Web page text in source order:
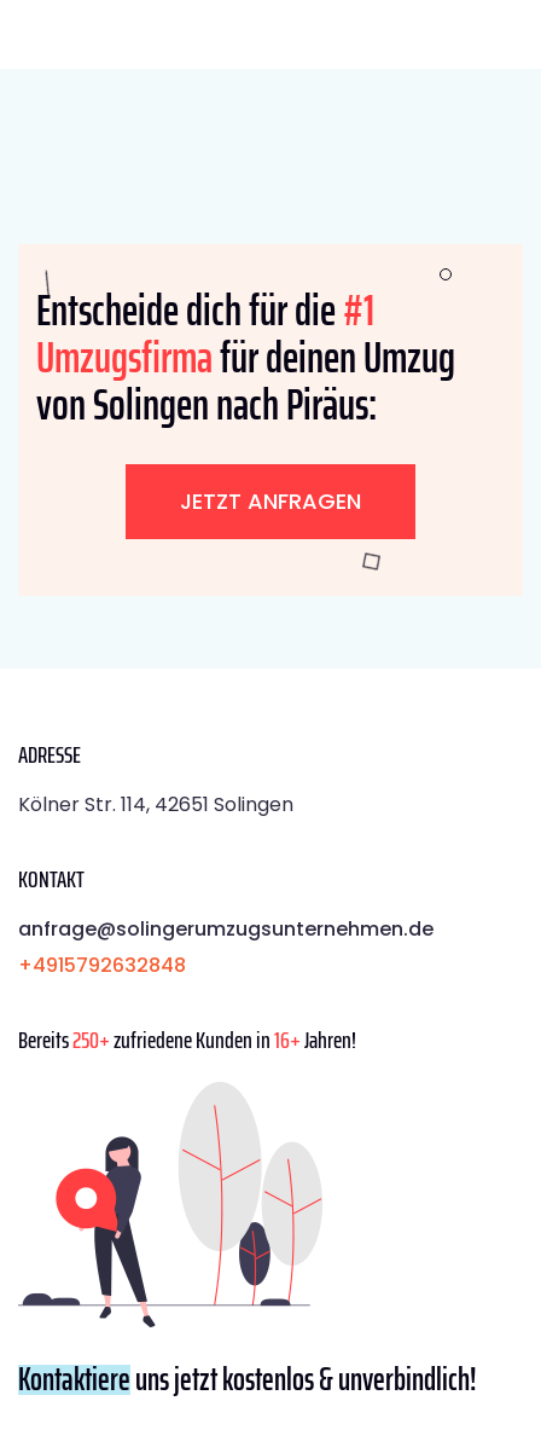
Entscheide dich für die#1
Umzugsfirmafür deinen Umzug
von Solingen nach Piräus:
JETZT ANFRAGEN
ADRESSE
Kölner Str. 114, 42651 Solingen
KONTAKT
anfrage@solingerumzugsunternehmen.de
+4915792632848
Bereits250+zufriedene Kunden in16+Jahren!
Kontaktiereuns jetzt kostenlos & unverbindlich!